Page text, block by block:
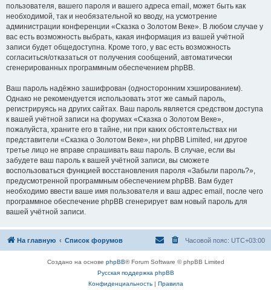
пользователя, вашего пароля и вашего адреса email, может быть как
необходимой, так и необязательной ко вводу, на усмотрение
администрации конференции «Сказка о Золотом Веке». В любом случае у
вас есть возможность выбрать, какая информация из вашей учётной
записи будет общедоступна. Кроме того, у вас есть возможность
согласиться/отказаться от получения сообщений, автоматически
сгенерированных программным обеспечением phpBB.
Ваш пароль надёжно зашифрован (односторонним хэшированием).
Однако не рекомендуется использовать этот же самый пароль,
регистрируясь на других сайтах. Ваш пароль является средством доступа
к вашей учётной записи на форумах «Сказка о Золотом Веке»,
пожалуйста, храните его в тайне, ни при каких обстоятельствах ни
представители «Сказка о Золотом Веке», ни phpBB Limited, ни другое
третье лицо не вправе спрашивать ваш пароль. В случае, если вы
забудете ваш пароль к вашей учётной записи, вы сможете
воспользоваться функцией восстановления пароля «Забыли пароль?»,
предусмотренной программным обеспечением phpBB. Вам будет
необходимо ввести ваше имя пользователя и ваш адрес email, после чего
программное обеспечение phpBB сгенерирует вам новый пароль для
вашей учётной записи.
На главную Список форумов Часовой пояс: UTC+03:00
Создано на основе phpBB® Forum Software © phpBB Limited
Русская поддержка phpBB
Конфиденциальность| Правила